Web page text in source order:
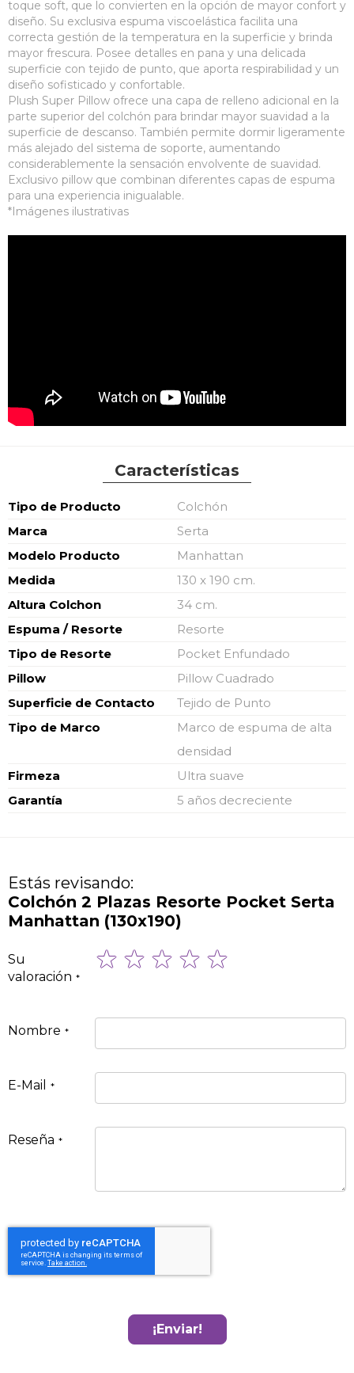
toque soft, que lo convierten en la opción de mayor confort y
diseño. Su exclusiva espuma viscoelástica facilita una
correcta gestión de la temperatura en la superficie y brinda
mayor frescura. Posee detalles en pana y una delicada
superficie con tejido de punto, que aporta respirabilidad y un
diseño sofisticado y confortable.
Plush Super Pillow ofrece una capa de relleno adicional en la
parte superior del colchón para brindar mayor suavidad a la
superficie de descanso. También permite dormir ligeramente
más alejado del sistema de soporte, aumentando
considerablemente la sensación envolvente de suavidad.
Exclusivo pillow que combinan diferentes capas de espuma
para una experiencia inigualable.
*Imágenes ilustrativas
Características
Características
Tipo de Producto
Colchón
Marca
Serta
Modelo Producto
Manhattan
Medida
130 x 190 cm.
Altura Colchon
34 cm.
Espuma / Resorte
Resorte
Tipo de Resorte
Pocket Enfundado
Pillow
Pillow Cuadrado
Superficie de Contacto
Tejido de Punto
Tipo de Marco
Marco de espuma de alta
densidad
Firmeza
Ultra suave
Garantía
5 años decreciente
Estás revisando:
Colchón 2 Plazas Resorte Pocket Serta
Manhattan (130x190)
Su
valoración
1
star
2
stars
3
stars
4
stars
5
stars
Nombre
E-Mail
Reseña
¡Enviar!